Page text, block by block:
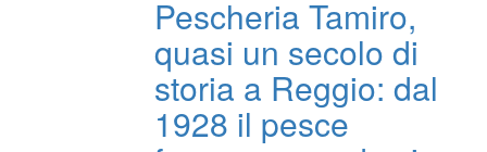
Pescheria Tamiro,
quasi un secolo di
storia a Reggio: dal
1928 il pesce